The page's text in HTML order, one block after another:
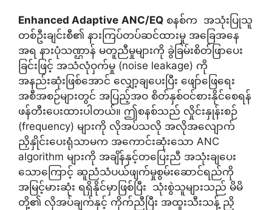
Enhanced Adaptive ANC/EQ စနစ်က အသုံးပြုသူ
တစ်ဦးချင်းစီ၏ နားကြပ်တပ်ဆင်ထားမှု အခြေအနေ
အရ နားပုံသဏ္ဌာန် မတူညီမှုများကို ခွဲခြမ်းစိတ်ဖြာပေး
ခြင်းဖြင့် အသံလုံဝှက်မှု (noise leakage) ကို
အနည်းဆုံးဖြစ်အောင် လျှော့ချပေးပြီး ဖျော်ဖြေရေး
အစီအစဉ်များတွင် အပြည့်အဝ စိတ်နှစ်ဝင်စားနိုင်စေရန်
ဖန်တီးပေးထားပါတယ်။ ဤစနစ်သည် လှိုင်းနှုန်းစဉ်
(frequency) များကို လိုအပ်သလို အလိုအလျောက်
ညှိနှိုင်းပေးရုံသာမက အကောင်းဆုံးသော ANC
algorithm များကို အချိန်နှင့်တပြေးညီ အသုံးချပေး
သောကြောင့် ဆူညံသံပယ်ဖျက်မှုစွမ်းဆောင်ရည်ကို
အမြင့်မားဆုံး ရရှိနိုင်မှာဖြစ်ပြီး သုံးစွဲသူများသည် မိမိ
တို့၏ လိုအပ်ချက်နှင့် ကိုက်ညီပြီး အထူးသီးသန့် ညှိ